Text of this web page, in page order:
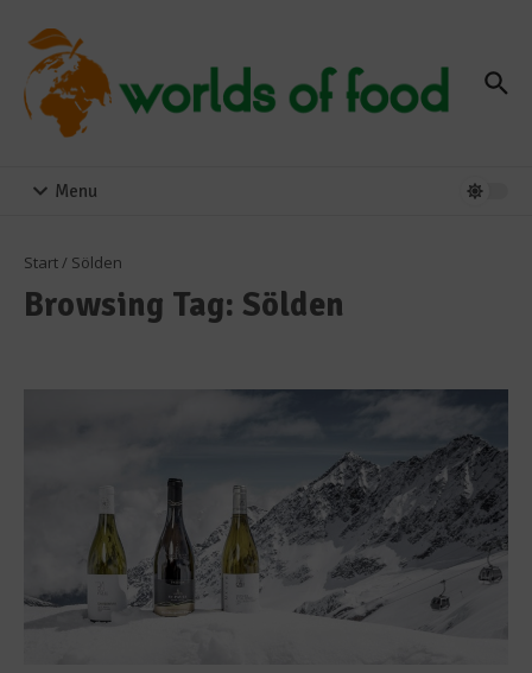
Menu
Start/ Sölden
Browsing Tag: Sölden